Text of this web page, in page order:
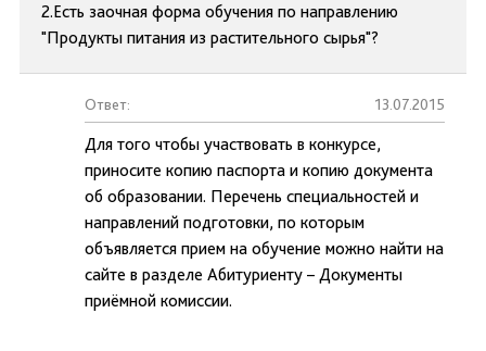
2.Есть заочная форма обучения по направлению
"Продукты питания из растительного сырья"?
Ответ: 13.07.2015
Для того чтобы участвовать в конкурсе,
приносите копию паспорта и копию документа
об образовании. Перечень специальностей и
направлений подготовки, по которым
объявляется прием на обучение можно найти на
сайте в разделе Абитуриенту – Документы
приёмной комиссии.